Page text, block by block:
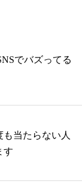
でバズってる
も当たらない人
す